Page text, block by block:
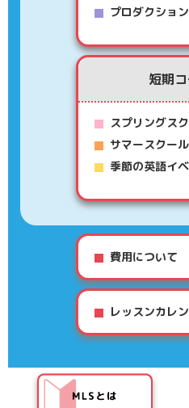
プロダクショ
短期
スプリングス
サマースクール
季節の英語イ
費用について
レッスンカレ